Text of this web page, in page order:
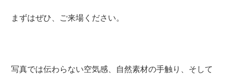
まずはぜひ、ご来場ください。
写真では伝わらない空気感、自然素材の手触り、そして